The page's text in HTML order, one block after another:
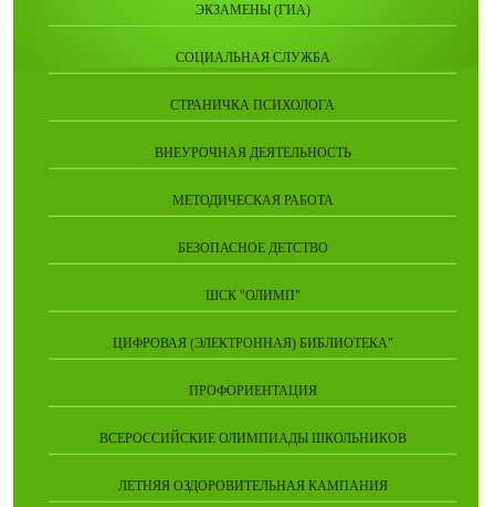
ЭКЗАМЕНЫ (ГИА)
СОЦИАЛЬНАЯ СЛУЖБА
СТРАНИЧКА ПСИХОЛОГА
ВНЕУРОЧНАЯ ДЕЯТЕЛЬНОСТЬ
МЕТОДИЧЕСКАЯ РАБОТА
БЕЗОПАСНОЕ ДЕТСТВО
ШСК "ОЛИМП"
ЦИФРОВАЯ (ЭЛЕКТРОННАЯ) БИБЛИОТЕКА"
ПРОФОРИЕНТАЦИЯ
ВСЕРОССИЙСКИЕ ОЛИМПИАДЫ ШКОЛЬНИКОВ
ЛЕТНЯЯ ОЗДОРОВИТЕЛЬНАЯ КАМПАНИЯ